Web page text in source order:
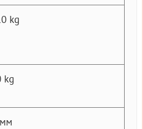
kg
kg